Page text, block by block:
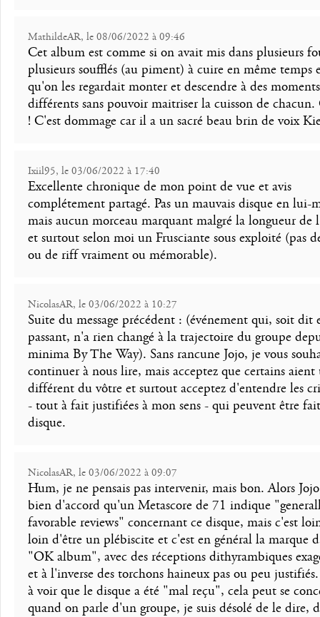
MathildeAR, le 08/06/2022 à 09:46
Cet album est comme si on avait mis dans plusieurs
plusieurs soufflés (au piment) à cuire en même temps
qu'on les regardait monter et descendre à des moments
différents sans pouvoir maitriser la cuisson de chacun.
! C'est dommage car il a un sacré beau brin de voix
Ixiil95, le 03/06/2022 à 17:40
Excellente chronique de mon point de vue et avis
complétement partagé. Pas un mauvais disque en lui-
mais aucun morceau marquant malgré la longueur de
et surtout selon moi un Frusciante sous exploité (pas
ou de riff vraiment ou mémorable).
NicolasAR, le 03/06/2022 à 10:27
Suite du message précédent : (événement qui, soit dit
passant, n'a rien changé à la trajectoire du groupe
minima By The Way). Sans rancune Jojo, je vous
continuer à nous lire, mais acceptez que certains aient
différent du vôtre et surtout acceptez d'entendre les
- tout à fait justifiées à mon sens - qui peuvent être
disque.
NicolasAR, le 03/06/2022 à 09:07
Hum, je ne pensais pas intervenir, mais bon. Alors
bien d'accord qu'un Metascore de 71 indique
favorable reviews" concernant ce disque, mais c'est
loin d'être un plébiscite et c'est en général la marque
"OK album", avec des réceptions dithyrambiques
et à l'inverse des torchons haineux pas ou peu
à voir que le disque a été "mal reçu", cela peut se
quand on parle d'un groupe, je suis désolé de le dire,